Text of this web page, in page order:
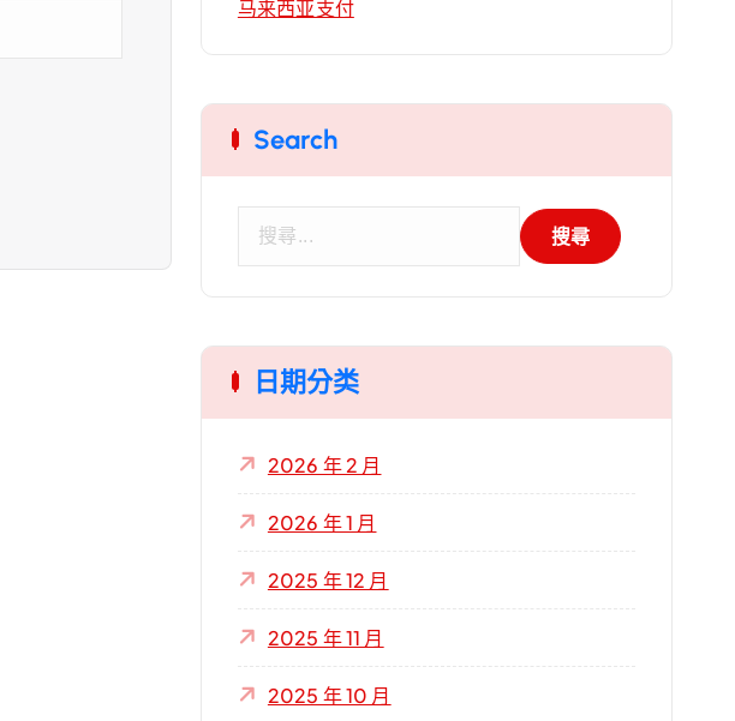
马来西亚支付
Search
字
:
日期分类
2026 年 2 月
2026 年 1 月
2025 年 12 月
2025 年 11 月
2025 年 10 月